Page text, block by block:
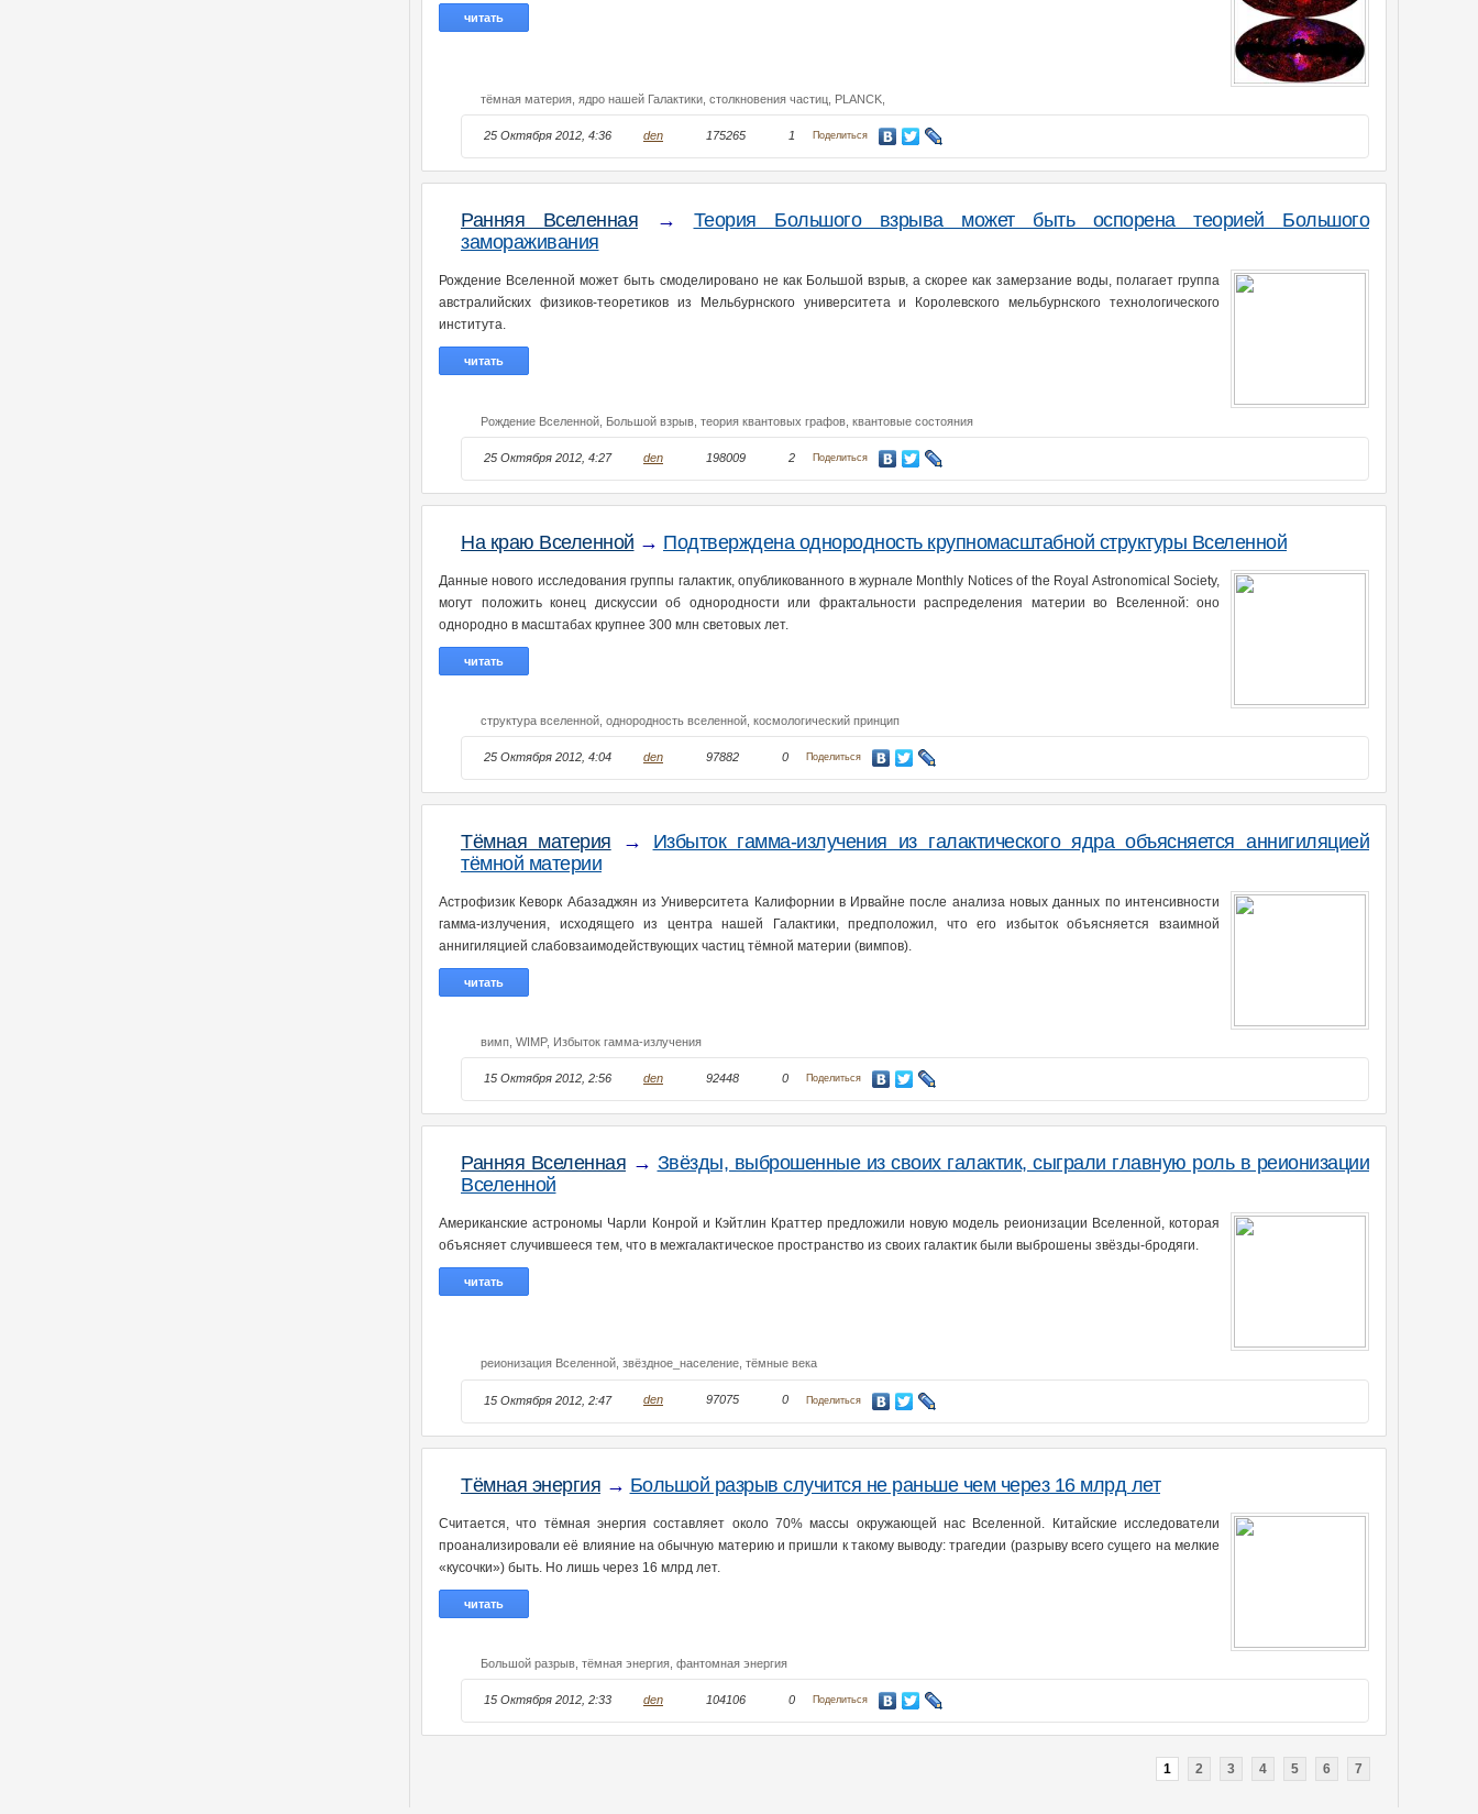
читать
тёмная материя, ядро нашей Галактики, столкновения частиц, PLANCK,
25 Октября 2012, 4:36 den 175265 1 Поделиться
Ранняя Вселенная → Теория Большого взрыва может быть оспорена теорией Большого
замораживания
Рождение Вселенной может быть смоделировано не как Большой взрыв, а скорее как замерзание воды, полагает группа
австралийских физиков-теоретиков из Мельбурнского университета и Королевского мельбурнского технологического
института.
читать
Рождение Вселенной, Большой взрыв, теория квантовых графов, квантовые состояния
25 Октября 2012, 4:27 den 198009 2 Поделиться
На краю Вселенной → Подтверждена однородность крупномасштабной структуры Вселенной
Данные нового исследования группы галактик, опубликованного в журнале Monthly Notices of the Royal Astronomical Society,
могут положить конец дискуссии об однородности или фрактальности распределения материи во Вселенной: оно
однородно в масштабах крупнее 300 млн световых лет.
читать
структура вселенной, однородность вселенной, космологический принцип
25 Октября 2012, 4:04 den 97882 0 Поделиться
Тёмная материя → Избыток гамма-излучения из галактического ядра объясняется аннигиляцией
тёмной материи
Астрофизик Кеворк Абазаджян из Университета Калифорнии в Ирвайне после анализа новых данных по интенсивности
гамма-излучения, исходящего из центра нашей Галактики, предположил, что его избыток объясняется взаимной
аннигиляцией слабовзаимодействующих частиц тёмной материи (вимпов).
читать
вимп, WIMP, Избыток гамма-излучения
15 Октября 2012, 2:56 den 92448 0 Поделиться
Ранняя Вселенная → Звёзды, выброшенные из своих галактик, сыграли главную роль в реионизации
Вселенной
Американские астрономы Чарли Конрой и Кэйтлин Краттер предложили новую модель реионизации Вселенной, которая
объясняет случившееся тем, что в межгалактическое пространство из своих галактик были выброшены звёзды-бродяги.
читать
реионизация Вселенной, звёздное_население, тёмные века
15 Октября 2012, 2:47 den 97075 0 Поделиться
Тёмная энергия → Большой разрыв случится не раньше чем через 16 млрд лет
Считается, что тёмная энергия составляет около 70% массы окружающей нас Вселенной. Китайские исследователи
проанализировали её влияние на обычную материю и пришли к такому выводу: трагедии (разрыву всего сущего на мелкие
«кусочки») быть. Но лишь через 16 млрд лет.
читать
Большой разрыв, тёмная энергия, фантомная энергия
15 Октября 2012, 2:33 den 104106 0 Поделиться
1 2 3 4 5 6 7